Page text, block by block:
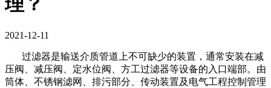
2021-12-11
过滤器是输送介质管道上不可缺少的装置，通常安装在减
压阀、减压阀、定水位阀、方工过滤器等设备的入口端部。由
筒体、不锈钢滤网、排污部分、传动装置及电气工程控制管理